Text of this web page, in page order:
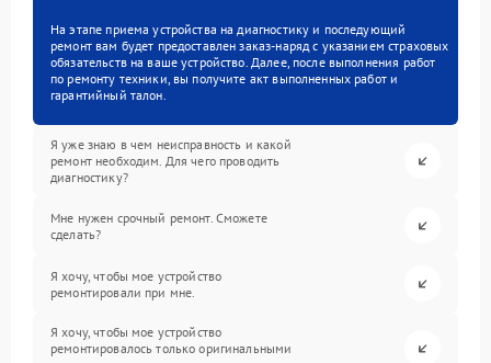
На этапе приема устройства на диагностику и последующий
ремонт вам будет предоставлен заказ-наряд с указанием страховых
обязательств на ваше устройство. Далее, после выполнения работ
по ремонту техники, вы получите акт выполненных работ и
гарантийный талон.
Я уже знаю в чем неисправность и какой
ремонт необходим. Для чего проводить
диагностику?
Мне нужен срочный ремонт. Сможете
сделать?
Я хочу, чтобы мое устройство
ремонтировали при мне.
Я хочу, чтобы мое устройство
ремонтировалось только оригинальными